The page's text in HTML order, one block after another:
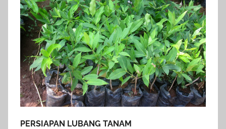
PERSIAPAN LUBANG TANAM